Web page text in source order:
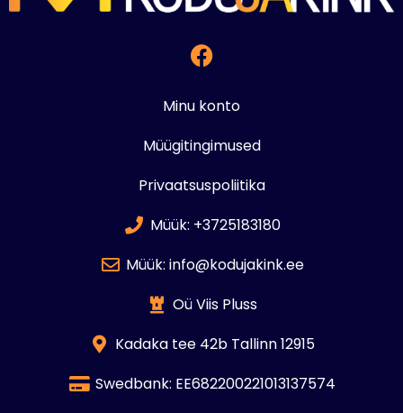
Minu konto
Müügitingimused
Privaatsuspoliitika
Müük: +3725183180
Müük: info@kodujakink.ee
Oü Viis Pluss
Kadaka tee 42b Tallinn 12915
Swedbank: EE682200221013137574